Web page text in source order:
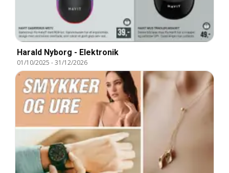
Harald Nyborg - Elektronik
01/10/2025 -31/12/2026